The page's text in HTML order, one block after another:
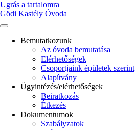
Ugrás a tartalomra
Gödi Kastély Óvoda
Bemutatkozunk
Az óvoda bemutatása
Elérhetőségek
Csoportjaink épületek szerint
Alapítvány
Ügyintézés/elérhetőségek
Beiratkozás
Étkezés
Dokumentumok
Szabályzatok